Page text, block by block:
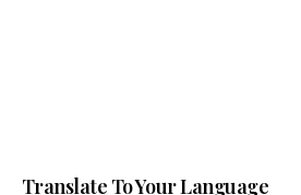
Translate To Your Language